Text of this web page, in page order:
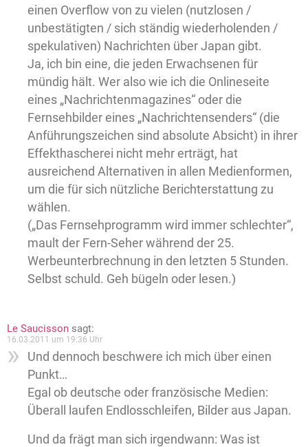
einen Overflow von zu vielen (nutzlosen /
unbestätigten / sich ständig wiederholenden /
spekulativen) Nachrichten über Japan gibt.
Ja, ich bin eine, die jeden Erwachsenen für
mündig hält. Wer also wie ich die Onlineseite
eines „Nachrichtenmagazines“ oder die
Fernsehbilder eines „Nachrichtensenders“ (die
Anführungszeichen sind absolute Absicht) in ihrer
Effekthascherei nicht mehr erträgt, hat
ausreichend Alternativen in allen Medienformen,
um die für sich nützliche Berichterstattung zu
wählen.
(„Das Fernsehprogramm wird immer schlechter“,
mault der Fern-Seher während der 25.
Werbeunterbrechnung in den letzten 5 Stunden.
Selbst schuld. Geh bügeln oder lesen.)
Le Saucisson sagt:
16.03.2011 um 19:36 Uhr
Und dennoch beschwere ich mich über einen
Punkt…
Egal ob deutsche oder französische Medien:
Überall laufen Endlosschleifen, Bilder aus Japan.
Und da frägt man sich irgendwann: Was ist